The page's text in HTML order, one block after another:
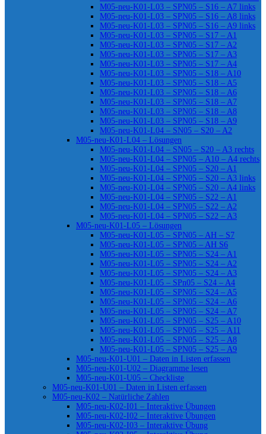
M05-neu-K01-L03 – SPN05 – S16 – A7 links
M05-neu-K01-L03 – SPN05 – S16 – A8 links
M05-neu-K01-L03 – SPN05 – S16 – A9 links
M05-neu-K01-L03 – SPN05 – S17 – A1
M05-neu-K01-L03 – SPN05 – S17 – A2
M05-neu-K01-L03 – SPN05 – S17 – A3
M05-neu-K01-L03 – SPN05 – S17 – A4
M05-neu-K01-L03 – SPN05 – S18 – A10
M05-neu-K01-L03 – SPN05 – S18 – A5
M05-neu-K01-L03 – SPN05 – S18 – A6
M05-neu-K01-L03 – SPN05 – S18 – A7
M05-neu-K01-L03 – SPN05 – S18 – A8
M05-neu-K01-L03 – SPN05 – S18 – A9
M05-neu-K01-L04 – SN05 – S20 – A2
M05-neu-K01-L04 – Lösungen
M05-neu-K01-L04 – SN05 – S20 – A3 rechts
M05-neu-K01-L04 – SPN05 – A10 – A4 rechts
M05-neu-K01-L04 – SPN05 – S20 – A1
M05-neu-K01-L04 – SPN05 – S20 – A3 links
M05-neu-K01-L04 – SPN05 – S20 – A4 links
M05-neu-K01-L04 – SPN05 – S22 – A1
M05-neu-K01-L04 – SPN05 – S22 – A2
M05-neu-K01-L04 – SPN05 – S22 – A3
M05-neu-K01-L05 – Lösungen
M05-neu-K01-L05 – SPN05 – AH – S7
M05-neu-K01-L05 – SPN05 – AH S6
M05-neu-K01-L05 – SPN05 – S24 – A1
M05-neu-K01-L05 – SPN05 – S24 – A2
M05-neu-K01-L05 – SPN05 – S24 – A3
M05-neu-K01-L05 – SPn05 – S24 – A4
M05-neu-K01-L05 – SPN05 – S24 – A5
M05-neu-K01-L05 – SPN05 – S24 – A6
M05-neu-K01-L05 – SPN05 – S24 – A7
M05-neu-K01-L05 – SPN05 – S25 – A10
M05-neu-K01-L05 – SPN05 – S25 – A11
M05-neu-K01-L05 – SPN05 – S25 – A8
M05-neu-K01-L05 – SPN05 – S25 – A9
M05-neu-K01-U01 – Daten in Listen erfassen
M05-neu-K01-U02 – Diagramme lesen
M05-neu-K01-U05 – Checkliste
M05-neu-K01-U01 – Daten in Listen erfassen
M05-neu-K02 – Natürliche Zahlen
M05-neu-K02-I01 – Interaktive Übungen
M05-neu-K02-I02 – Interaktive Übungen
M05-neu-K02-I03 – Interaktive Übung